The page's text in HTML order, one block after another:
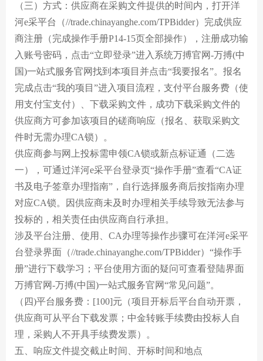
（三）方式：供应商在采购文件提供的时间内，打开洋
河e采平台（//trade.chinayanghe.com/TPBidder）完成供应
商注册（完成操作手册P14-15页全部操作），注册成功输
入账号密码，点击“立即登录”进入系统万搏官网-万搏(中
国)一站式服务官网找到本项目并点击“我要报名”。报名
完成点击“我的项目”进入项目流程，支付平台服务费（使
用支付宝支付）、下载采购文件，成功下载采购文件的
供应商方可参加该项目的磋商响应（报名、获取采购文
件时无需办理CA锁）。
供应商参与网上投标需申领CA锁或新点标证通（二选
一），可通过洋河e采平台登录页“操作手册”查看“CA证
书及电子签章办理指南”，自行选择服务商后按指南办理
对应CA锁。因供应商未及时办理相关手续导致无法参与
投标的，相关责任由供应商自行承担。
涉及平台注册、使用、CA办理等操作步骤可在洋河e采平
台登录界面（//trade.chinayanghe.com/TPBidder）“操作手
册”进行下载学习；平台使用方面的疑问可查看登陆界面
万搏官网-万搏(中国)一站式服务官网“常见问题”。
（四)平台服务费：[100]元（项目开标后平台自动开票，
供应商可从平台下载发票；中金转账手续费由投标人自
理，采购人不开具手续费发票）。
五、响应文件提交截止时间、开标时间和地点